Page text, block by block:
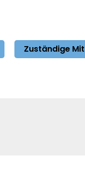
Zuständige